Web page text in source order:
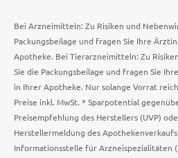
Bei Arzneimitteln: Zu Risiken und
Packungsbeilage und fragen Sie Ihre
Apotheke. Bei Tierarzneimitteln: Zu
Sie die Packungsbeilage und fragen Sie
in Ihrer Apotheke. Nur solange Vorrat
Preise inkl. MwSt. * Sparpotential
Preisempfehlung des Herstellers (UVP)
Herstellermeldung des
Informationsstelle für Arzneispezialitäten